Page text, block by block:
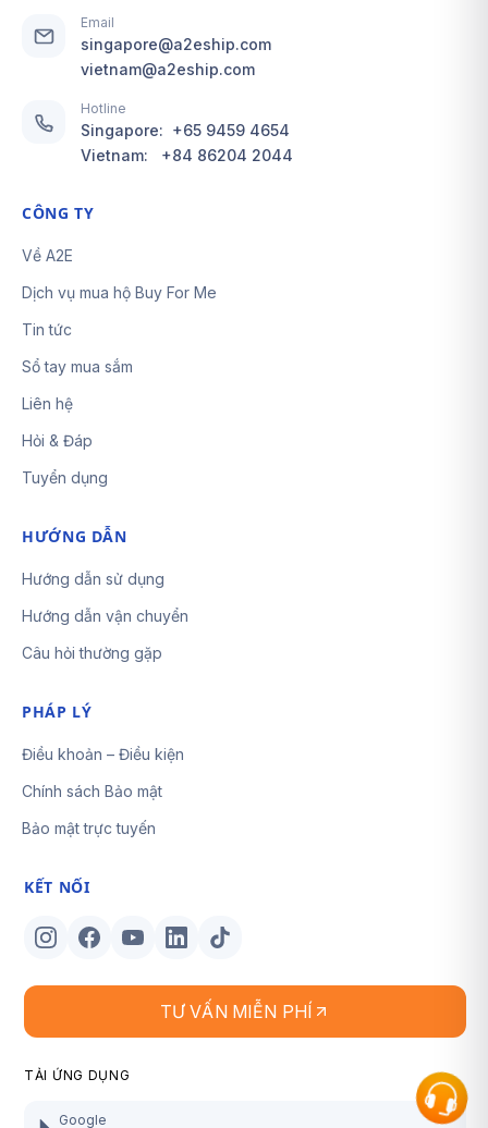
Email
singapore@a2eship.com
vietnam@a2eship.com
Hotline
Singapore: +65 9459 4654
Vietnam: +84 86204 2044
CÔNG TY
Về A2E
Dịch vụ mua hộ Buy For Me
Tin tức
Sổ tay mua sắm
Liên hệ
Hỏi & Đáp
Tuyển dụng
HƯỚNG DẪN
Hướng dẫn sử dụng
Hướng dẫn vận chuyển
Câu hỏi thường gặp
PHÁP LÝ
Điều khoản – Điều kiện
Chính sách Bảo mật
Bảo mật trực tuyến
KẾT NỐI
TƯ VẤN MIỄN PHÍ
TẢI ỨNG DỤNG
Google